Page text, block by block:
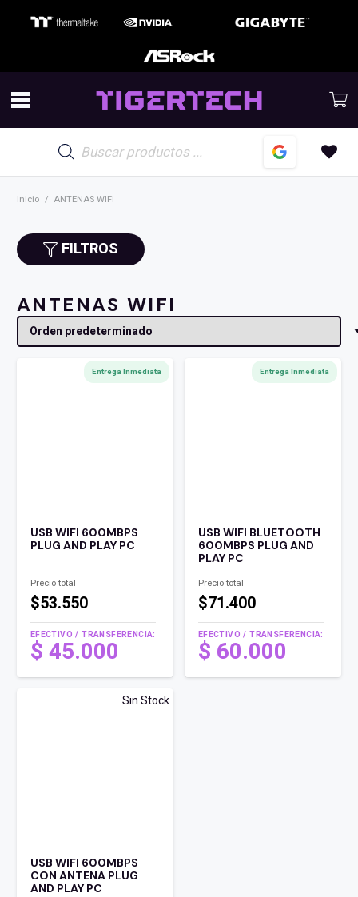
de
productos
Inicio / ANTENAS WIFI
FILTROS
ANTENAS WIFI
Entrega Inmediata
USB WIFI 600MBPS
PLUG AND PLAY PC
Precio total
$53.550
EFECTIVO / TRANSFERENCIA:
$45.000
Entrega Inmediata
USB WIFI BLUETOOTH
600MBPS PLUG AND
PLAY PC
Precio total
$71.400
EFECTIVO / TRANSFERENCIA:
$ 60.000
Sin Stock
USB WIFI 600MBPS
CON ANTENA PLUG
AND PLAY PC